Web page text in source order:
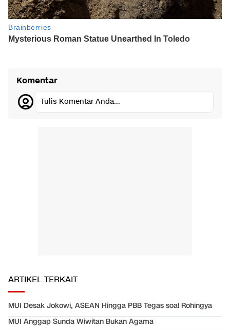
Komentar
Tulis Komentar Anda...
ARTIKEL TERKAIT
MUI Desak Jokowi, ASEAN Hingga PBB Tegas soal Rohingya
MUI Anggap Sunda Wiwitan Bukan Agama